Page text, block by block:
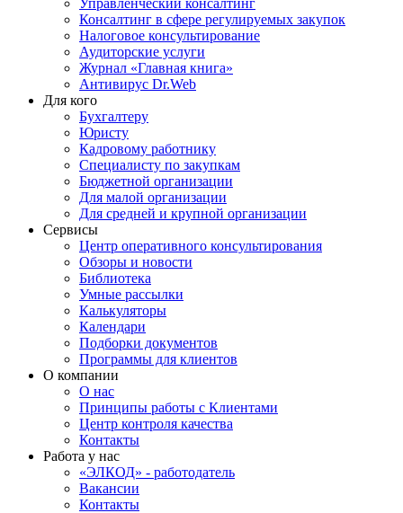
Управленческий консалтинг
Консалтинг в сфере регулируемых закупок
Налоговое консультирование
Аудиторские услуги
Журнал «Главная книга»
Антивирус Dr.Web
Для кого
Бухгалтеру
Юристу
Кадровому работнику
Специалисту по закупкам
Бюджетной организации
Для малой организации
Для средней и крупной организации
Сервисы
Центр оперативного консультирования
Обзоры и новости
Библиотека
Умные рассылки
Калькуляторы
Календари
Подборки документов
Программы для клиентов
О компании
О нас
Принципы работы с Клиентами
Центр контроля качества
Контакты
Работа у нас
«ЭЛКОД» - работодатель
Вакансии
Контакты